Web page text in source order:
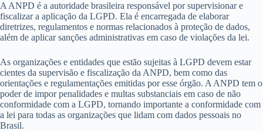
A ANPD é a autoridade brasileira responsável por supervisionar e
fiscalizar a aplicação da LGPD. Ela é encarregada de elaborar
diretrizes, regulamentos e normas relacionados à proteção de dados,
além de aplicar sanções administrativas em caso de violações da lei.
As organizações e entidades que estão sujeitas à LGPD devem estar
cientes da supervisão e fiscalização da ANPD, bem como das
orientações e regulamentações emitidas por esse órgão. A ANPD tem o
poder de impor penalidades e multas substanciais em caso de não
conformidade com a LGPD, tornando importante a conformidade com
a lei para todas as organizações que lidam com dados pessoais no
Brasil.